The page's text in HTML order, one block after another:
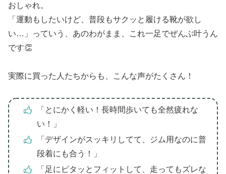
おしゃれ。
「運動もしたいけど、普段もサクッと履ける靴が欲し
い…」っていう、あのわがまま、これ一足でぜんぶ叶うん
です👏
実際に買った人たちからも、こんな声がたくさん！
「とにかく軽い！長時間歩いても全然疲れな
い！」
「デザインがスッキリしてて、ジム用なのに普
段着にも合う！」
「足にピタッとフィットして、走ってもズレな